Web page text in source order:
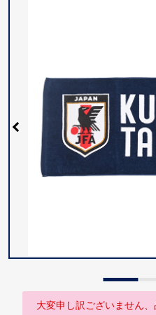
大変申し訳ございません、